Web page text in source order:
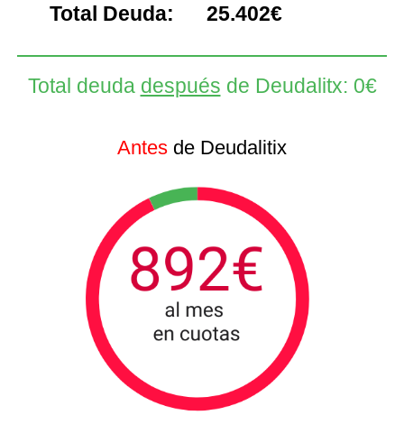
Total Deuda: 25.402€
Total deuda después de Deudalitx: 0€
Antes de Deudalitix